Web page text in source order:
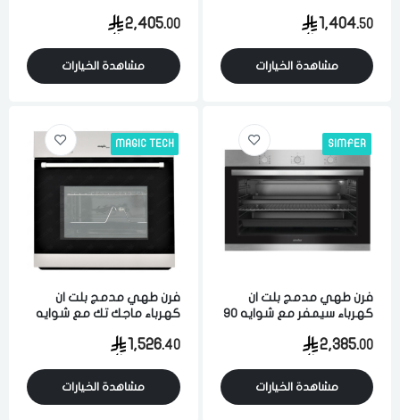
1,404.50
مشاهدة الخيارات
2,405.00
مشاهدة الخيارات
SIMFER
فرن طهي مدمج بلت ان
كهرباء سيمفر مع شوايه 90
2,385.00
مشاهدة الخيارات
MAGIC TECH
فرن طهي مدمج بلت ان
كهرباء ماجك تك مع شوايه
1,526.40
مشاهدة الخيارات